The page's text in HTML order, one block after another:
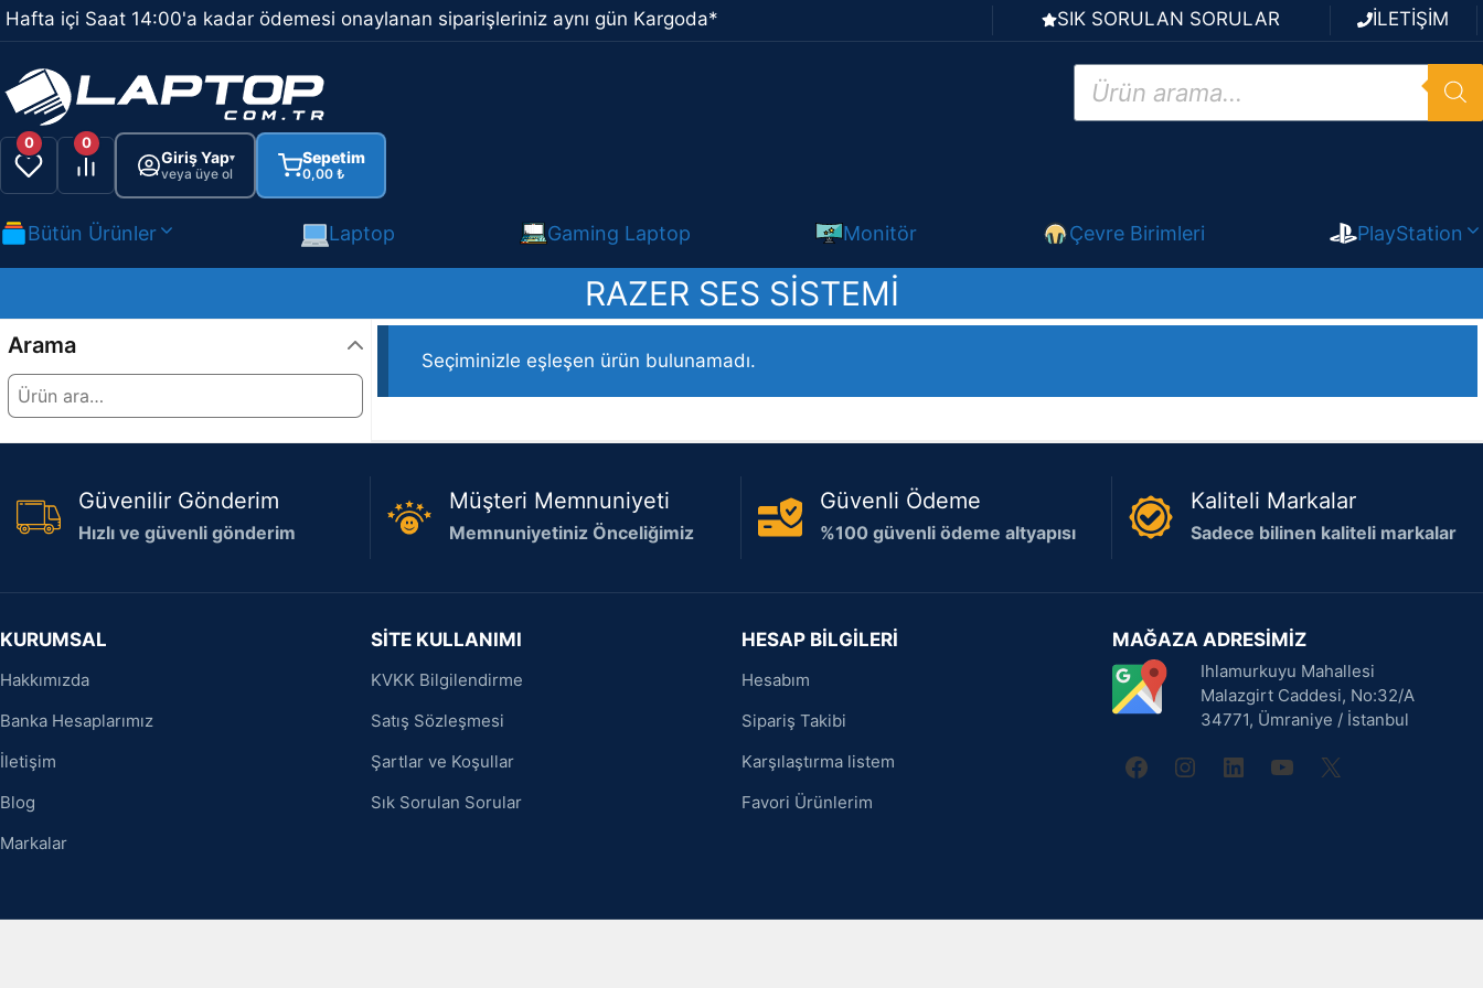
İçeriğe
atla
Hafta içi Saat 14:00'a kadar ödemesi onaylanan siparişleriniz aynı gün Kargoda* SIK SORULAN SORULAR İLETİŞİM
Products
search
0 0
Giriş Yap▾
veya üye ol
Sepetim
0,00 ₺
Bütün Ürünler Laptop Gaming Laptop Monitör Çevre Birimleri PlayStation
RAZER SES SISTEMI
Seçiminizle eşleşen ürün bulunamadı.
Arama
Güvenilir Gönderim
Hızlı ve güvenli gönderim
Müşteri Memnuniyeti
Memnuniyetiniz Önceliğimiz
Güvenli Ödeme
%100 güvenli ödeme altyapısı
Kaliteli Markalar
Sadece bilinen kaliteli markalar
KURUMSAL
Hakkımızda
Banka Hesaplarımız
İletişim
Blog
Markalar
SİTE KULLANIMI
KVKK Bilgilendirme
Satış Sözleşmesi
Şartlar ve Koşullar
Sık Sorulan Sorular
HESAP BİLGİLERİ
Hesabım
Sipariş Takibi
Karşılaştırma listem
Favori Ürünlerim
MAĞAZA ADRESİMİZ
Ihlamurkuyu Mahallesi
Malazgirt Caddesi, No:32/A
34771, Ümraniye / İstanbul
facebook
instagram
linkedinyoutube
X